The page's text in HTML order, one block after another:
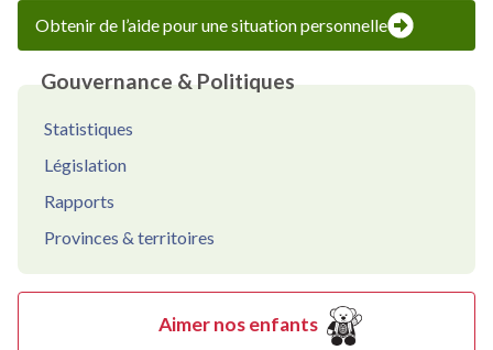
Obtenir de l’aide pour une situation personnelle
Gouvernance & Politiques
Statistiques
Législation
Rapports
Provinces & territoires
Aimer nos enfants